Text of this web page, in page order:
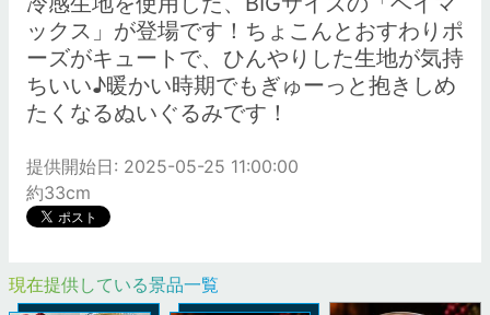
ックス」が登場です！ちょこんとおすわりポ
ーズがキュートで、ひんやりした生地が気持
ちいい♪暖かい時期でもぎゅーっと抱きしめ
たくなるぬいぐるみです！
提供開始日: 2025-05-25 11:00:00
約33cm
現在提供している景品一覧